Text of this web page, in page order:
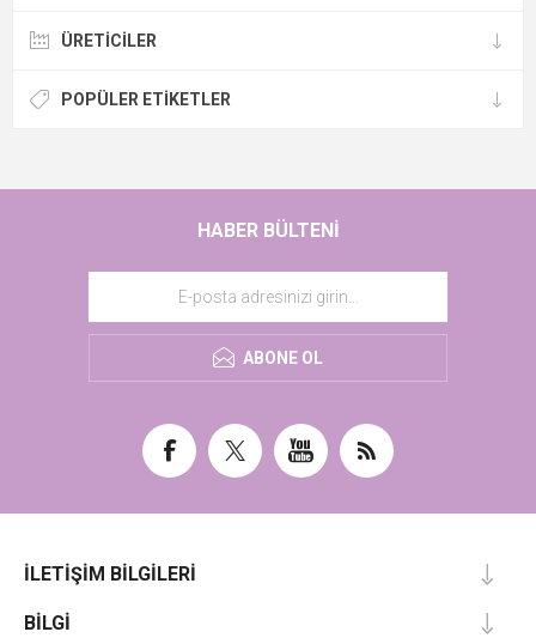
ÜRETICILER
POPÜLER ETIKETLER
HABER BÜLTENI
ABONE OL
İLETIŞIM BILGILERI
BILGI